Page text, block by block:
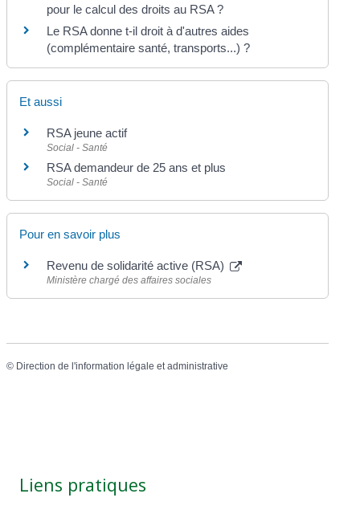
pour le calcul des droits au RSA ?
Le RSA donne t-il droit à d'autres aides
(complémentaire santé, transports...) ?
Et aussi
RSA jeune actif
Social - Santé
RSA demandeur de 25 ans et plus
Social - Santé
Pour en savoir plus
Revenu de solidarité active (RSA)
Ministère chargé des affaires sociales
© Direction de l'information légale et administrative
Liens pratiques